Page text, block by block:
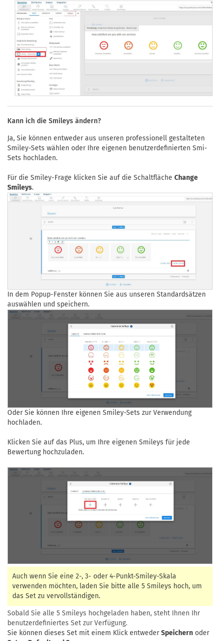
Kann ich die Smileys ändern?
Ja, Sie können entweder aus unseren professionell gestalteten
Smiley-Sets wählen oder Ihre eigenen benutzerdefinierten Smi-
Sets hochladen.
Für die Smiley-Frage klicken Sie auf die Schaltfläche Change
Smileys.
In dem Popup-Fenster können Sie aus unseren Standardsätzen
auswählen und speichern.
Oder Sie können Ihre eigenen Smiley-Sets zur Verwendung
hochladen.
Klicken Sie auf das Plus, um Ihre eigenen Smileys für jede
Bewertung hochzuladen.
Auch wenn Sie eine 2-, 3- oder 4-Punkt-Smiley-Skala
verwenden möchten, laden Sie bitte alle 5 Smileys hoch, um
das Set zu vervollständigen.
Sobald Sie alle 5 Smileys hochgeladen haben, steht Ihnen Ihr
benutzerdefiniertes Set zur Verfügung.
Sie können dieses Set mit einem Klick entwederSpeichern oder